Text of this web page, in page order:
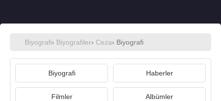
Biyografi› Biyografiler› Ceza› Biyografi
Biyografi Haberler
Filmler Albümler